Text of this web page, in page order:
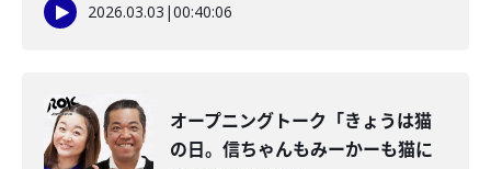
2026.03.03 |00:40:06
オープニングトーク「きょうは猫
の日。信ちゃんもみーかーも猫に